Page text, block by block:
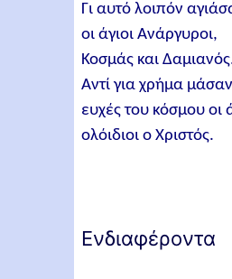
Γι αυτό λοιπόν
οι άγιοι Ανάργυροι,
Κοσμάς και
Αντί για χρήμα
ευχές του κόσμου οι
ολόιδιοι ο Χριστός.
Ενδιαφέροντα